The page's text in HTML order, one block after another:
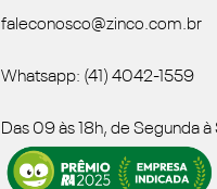
faleconosco@zinco.com.br
Whatsapp: (41) 4042-1559
Das 09 às 18h, de Segunda à